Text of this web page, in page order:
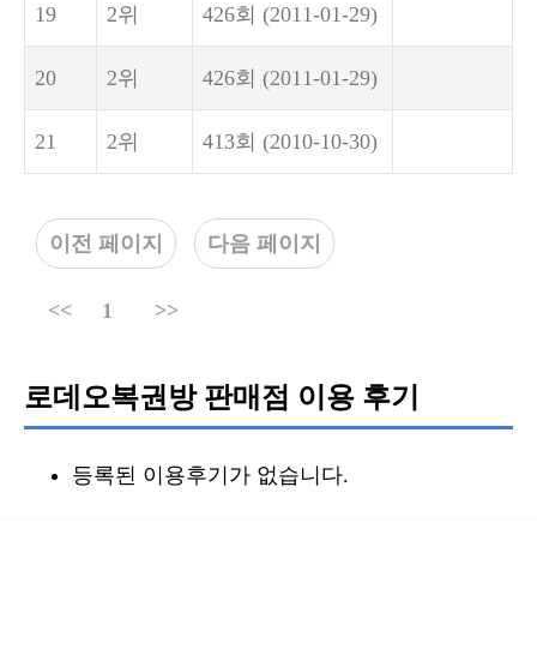
19 2위 426회 (2011-01-29)
20 2위 426회 (2011-01-29)
21 2위 413회 (2010-10-30)
이전 페이지 다음 페이지
<< 1 >>
로데오복권방 판매점 이용 후기
등록된 이용후기가 없습니다.